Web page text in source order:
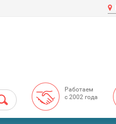
Работаем
с 2002 года